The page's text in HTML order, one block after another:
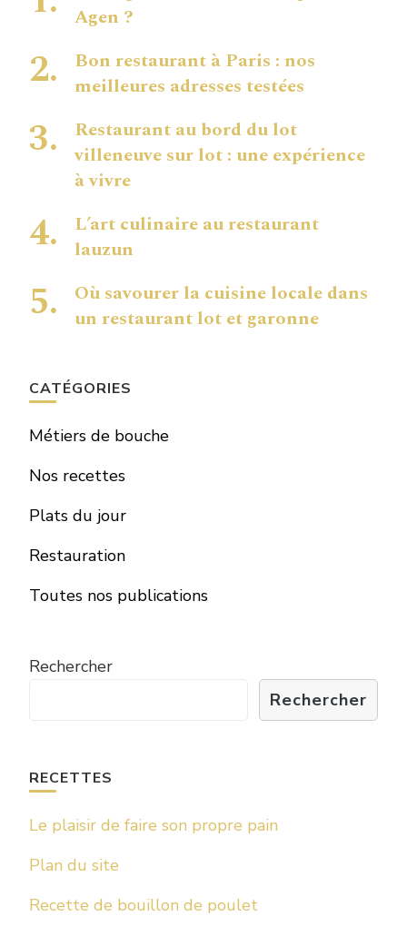
Agen ?
Bon restaurant à Paris : nos
meilleures adresses testées
Restaurant au bord du lot
villeneuve sur lot : une expérience
à vivre
L’art culinaire au restaurant
lauzun
Où savourer la cuisine locale dans
un restaurant lot et garonne
CATÉGORIES
Métiers de bouche
Nos recettes
Plats du jour
Restauration
Toutes nos publications
Rechercher
Rechercher
RECETTES
Le plaisir de faire son propre pain
Plan du site
Recette de bouillon de poulet